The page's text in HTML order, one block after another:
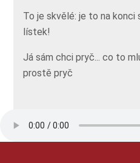
To je skvělé: je to na
lístek!
Já sám chci pryč... co to
prostě pryč